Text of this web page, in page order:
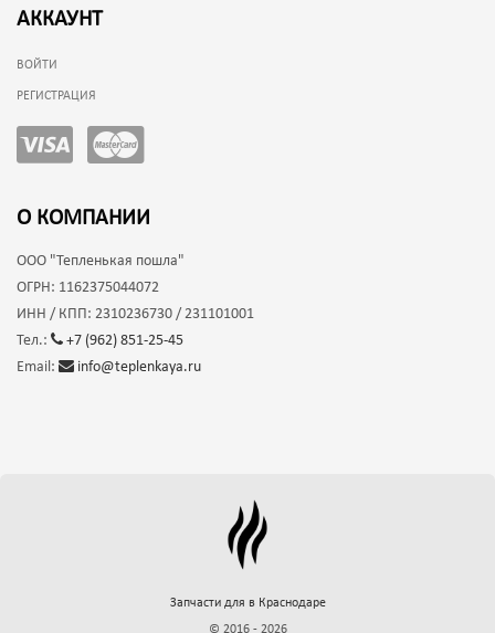
АККАУНТ
ВОЙТИ
РЕГИСТРАЦИЯ
О КОМПАНИИ
ООО "Тепленькая пошла"
ОГРН: 1162375044072
ИНН / КПП: 2310236730 / 231101001
Тел.:
+7 (962) 851-25-45
Email:
info@teplenkaya.ru
Запчасти для в Краснодаре
© 2016 - 2026